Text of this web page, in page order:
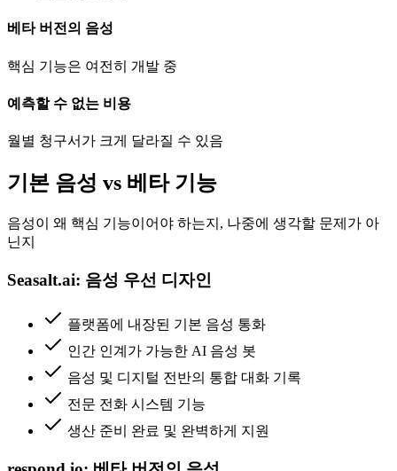
베타 버전의 음성
핵심 기능은 여전히 개발 중
예측할 수 없는 비용
월별 청구서가 크게 달라질 수 있음
기본 음성 vs 베타 기능
음성이 왜 핵심 기능이어야 하는지, 나중에 생각할 문제가 아
닌지
Seasalt.ai: 음성 우선 디자인
플랫폼에 내장된 기본 음성 통화
인간 인계가 가능한 AI 음성 봇
음성 및 디지털 전반의 통합 대화 기록
전문 전화 시스템 기능
생산 준비 완료 및 완벽하게 지원